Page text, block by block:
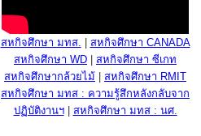
สหกิจศึกษา มทส.
สหกิจศึกษา CANADA
สหกิจศึกษา WD
สหกิจศึกษา ซีเกท
สหกิจศึกษากล้วยไม้
สหกิจศึกษา RMIT
สหกิจศึกษา มทส : ความรู้สึกหลังกลับจาก
ปฏิบัติงานฯ| สหกิจศึกษา มทส : นศ.